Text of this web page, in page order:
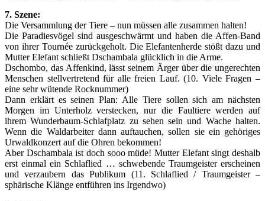
7. Szene:
Die Versammlung der Tiere – nun müssen alle zusammen halten!
Die Paradiesvögel sind ausgeschwärmt und haben die Affen-Band
von ihrer Tournée zurückgeholt. Die Elefantenherde stößt dazu und
Mutter Elefant schließt Dschambala glücklich in die Arme.
Dschombo, das Affenkind, lässt seinem Ärger über die ungerechten
Menschen stellvertretend für alle freien Lauf. (10. Viele Fragen –
eine sehr wütende Rocknummer)
Dann erklärt es seinen Plan: Alle Tiere sollen sich am nächsten
Morgen im Unterholz verstecken, nur die Faultiere werden auf
ihrem Wunderbaum-Schlafplatz zu sehen sein und Wache halten.
Wenn die Waldarbeiter dann auftauchen, sollen sie ein gehöriges
Urwaldkonzert auf die Ohren bekommen!
Aber Dschambala ist doch sooo müde! Mutter Elefant singt deshalb
erst einmal ein Schlaflied … schwebende Traumgeister erscheinen
und verzaubern das Publikum (11. Schlaflied / Traumgeister –
sphärische Klänge entführen ins Irgendwo)